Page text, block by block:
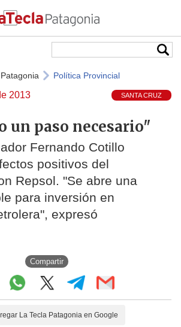
Política Provincial
2013 SANTA CRUZ
un paso necesario"
Fernando Cotillo
positivos del
Repsol. "Se abre una
para inversión en
expresó
Compartir
La Tecla Patagonia en Google